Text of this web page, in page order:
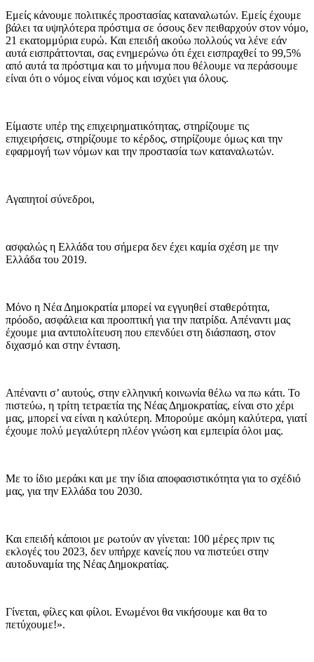
Εμείς κάνουμε πολιτικές προστασίας καταναλωτών. Εμείς έχουμε
βάλει τα υψηλότερα πρόστιμα σε όσους δεν πειθαρχούν στον νόμο,
21 εκατομμύρια ευρώ. Και επειδή ακούω πολλούς να λένε εάν
αυτά εισπράττονται, σας ενημερώνω ότι έχει εισπραχθεί το 99,5%
από αυτά τα πρόστιμα και το μήνυμα που θέλουμε να περάσουμε
είναι ότι ο νόμος είναι νόμος και ισχύει για όλους.
Είμαστε υπέρ της επιχειρηματικότητας, στηρίζουμε τις
επιχειρήσεις, στηρίζουμε το κέρδος, στηρίζουμε όμως και την
εφαρμογή των νόμων και την προστασία των καταναλωτών.
Αγαπητοί σύνεδροι,
ασφαλώς η Ελλάδα του σήμερα δεν έχει καμία σχέση με την
Ελλάδα του 2019.
Μόνο η Νέα Δημοκρατία μπορεί να εγγυηθεί σταθερότητα,
πρόοδο, ασφάλεια και προοπτική για την πατρίδα. Απέναντι μας
έχουμε μια αντιπολίτευση που επενδύει στη διάσπαση, στον
διχασμό και στην ένταση.
Απέναντι σ’ αυτούς, στην ελληνική κοινωνία θέλω να πω κάτι. Το
πιστεύω, η τρίτη τετραετία της Νέας Δημοκρατίας, είναι στο χέρι
μας, μπορεί να είναι η καλύτερη. Μπορούμε ακόμη καλύτερα, γιατί
έχουμε πολύ μεγαλύτερη πλέον γνώση και εμπειρία όλοι μας.
Με το ίδιο μεράκι και με την ίδια αποφασιστικότητα για το σχέδιό
μας, για την Ελλάδα του 2030.
Και επειδή κάποιοι με ρωτούν αν γίνεται: 100 μέρες πριν τις
εκλογές του 2023, δεν υπήρχε κανείς που να πιστεύει στην
αυτοδυναμία της Νέας Δημοκρατίας.
Γίνεται, φίλες και φίλοι. Ενωμένοι θα νικήσουμε και θα το
πετύχουμε!».